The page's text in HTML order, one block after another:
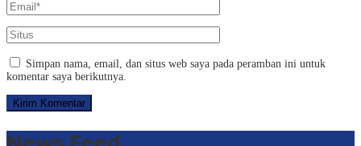
Simpan nama, email, dan situs web saya pada peramban ini untuk
komentar saya berikutnya.